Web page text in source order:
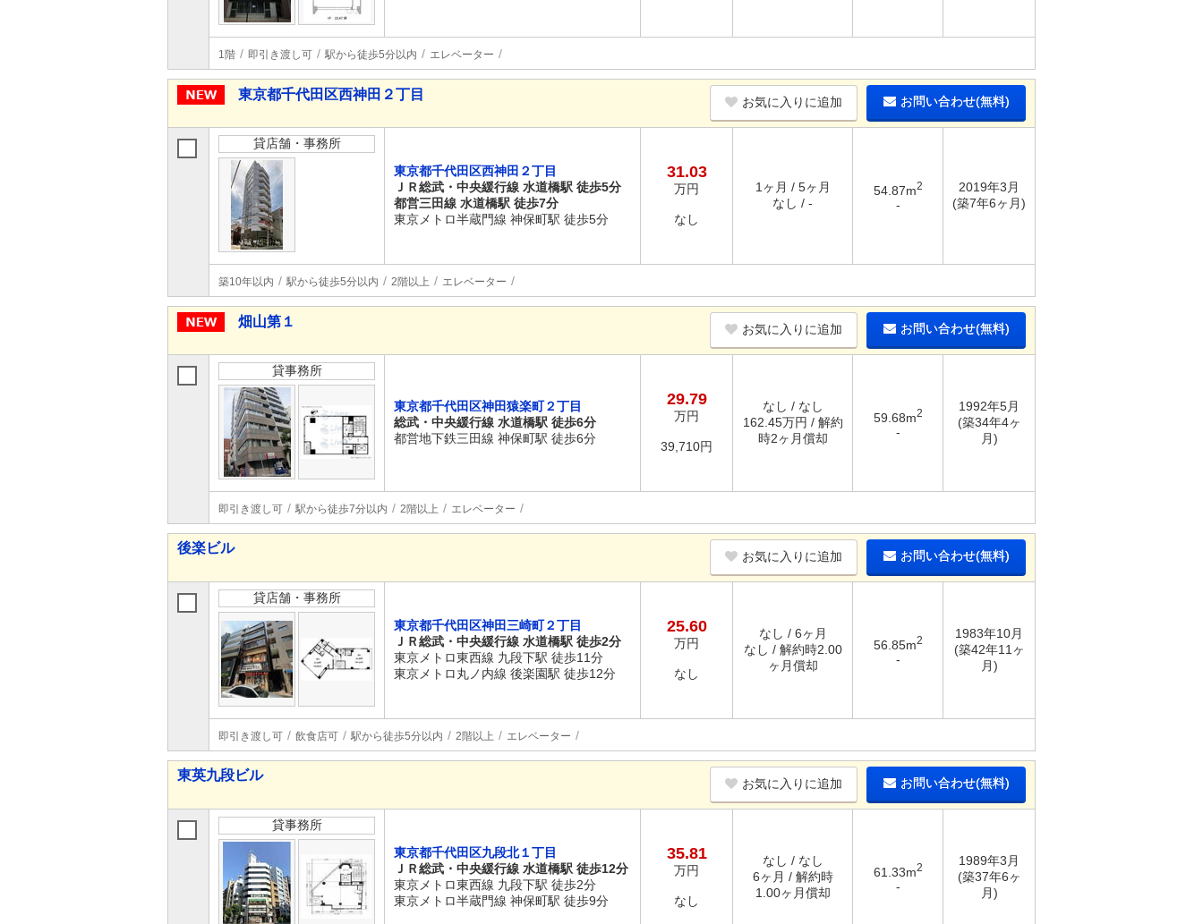
1階 即引き渡し可 駅から徒歩5分以内 エレベーター
東京都千代田区西神田２丁目 お気に入りに追加 お問い合わせ(無料)
貸店舗・事務所
東京都千代田区西神田２丁目
ＪＲ総武・中央緩行線 水道橋駅 徒歩5分
都営三田線 水道橋駅 徒歩7分
東京メトロ半蔵門線 神保町駅 徒歩5分
31.03
万円
なし
1ヶ月 / 5ヶ月
なし / -
54.87m2
-
2019年3月
(築7年6ヶ月)
築10年以内 駅から徒歩5分以内 2階以上 エレベーター
畑山第１ お気に入りに追加 お問い合わせ(無料)
貸事務所
東京都千代田区神田猿楽町２丁目
総武・中央緩行線 水道橋駅 徒歩6分
都営地下鉄三田線 神保町駅 徒歩6分
29.79
万円
39,710円
なし / なし
162.45万円 / 解約
時2ヶ月償却
59.68m2
-
1992年5月
(築34年4ヶ
月)
即引き渡し可 駅から徒歩7分以内 2階以上 エレベーター
後楽ビル
お気に入りに追加 お問い合わせ(無料)
貸店舗・事務所
東京都千代田区神田三崎町２丁目
ＪＲ総武・中央緩行線 水道橋駅 徒歩2分
東京メトロ東西線 九段下駅 徒歩11分
東京メトロ丸ノ内線 後楽園駅 徒歩12分
25.60
万円
なし
なし / 6ヶ月
なし / 解約時2.00
ヶ月償却
56.85m2
-
1983年10月
(築42年11ヶ
月)
即引き渡し可 飲食店可 駅から徒歩5分以内 2階以上 エレベーター
東英九段ビル
お気に入りに追加 お問い合わせ(無料)
貸事務所
東京都千代田区九段北１丁目
ＪＲ総武・中央緩行線 水道橋駅 徒歩12分
東京メトロ東西線 九段下駅 徒歩2分
東京メトロ半蔵門線 神保町駅 徒歩9分
35.81
万円
なし
なし / なし
6ヶ月 / 解約時
1.00ヶ月償却
61.33m2
-
1989年3月
(築37年6ヶ
月)